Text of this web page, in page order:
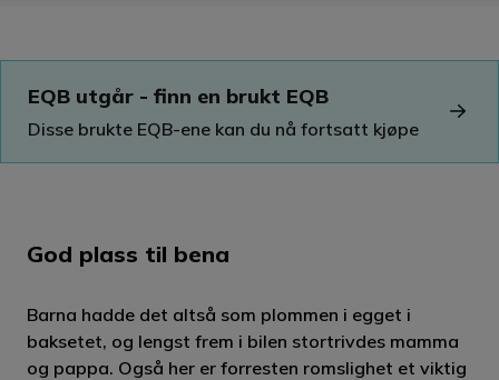
kjører foran deg. I kombinasjon med
skiltregistrering kan du med et knappetrykk
importere avleste fartsgrenser
tilhengerfeste på utgaven med fem seter, og
kommer som standard.
Den kan trekke opptil1.700 kg på modellene
sykkelstativ.
EQB utgår - finn en brukt EQB
Disse brukte EQB-ene kan du nå fortsatt kjøpe
God plass til bena
Barna hadde det altså som plommen i egget i
baksetet, og lengst frem i bilen stortrivdes mamma
og pappa. Også her er forresten romslighet et viktig